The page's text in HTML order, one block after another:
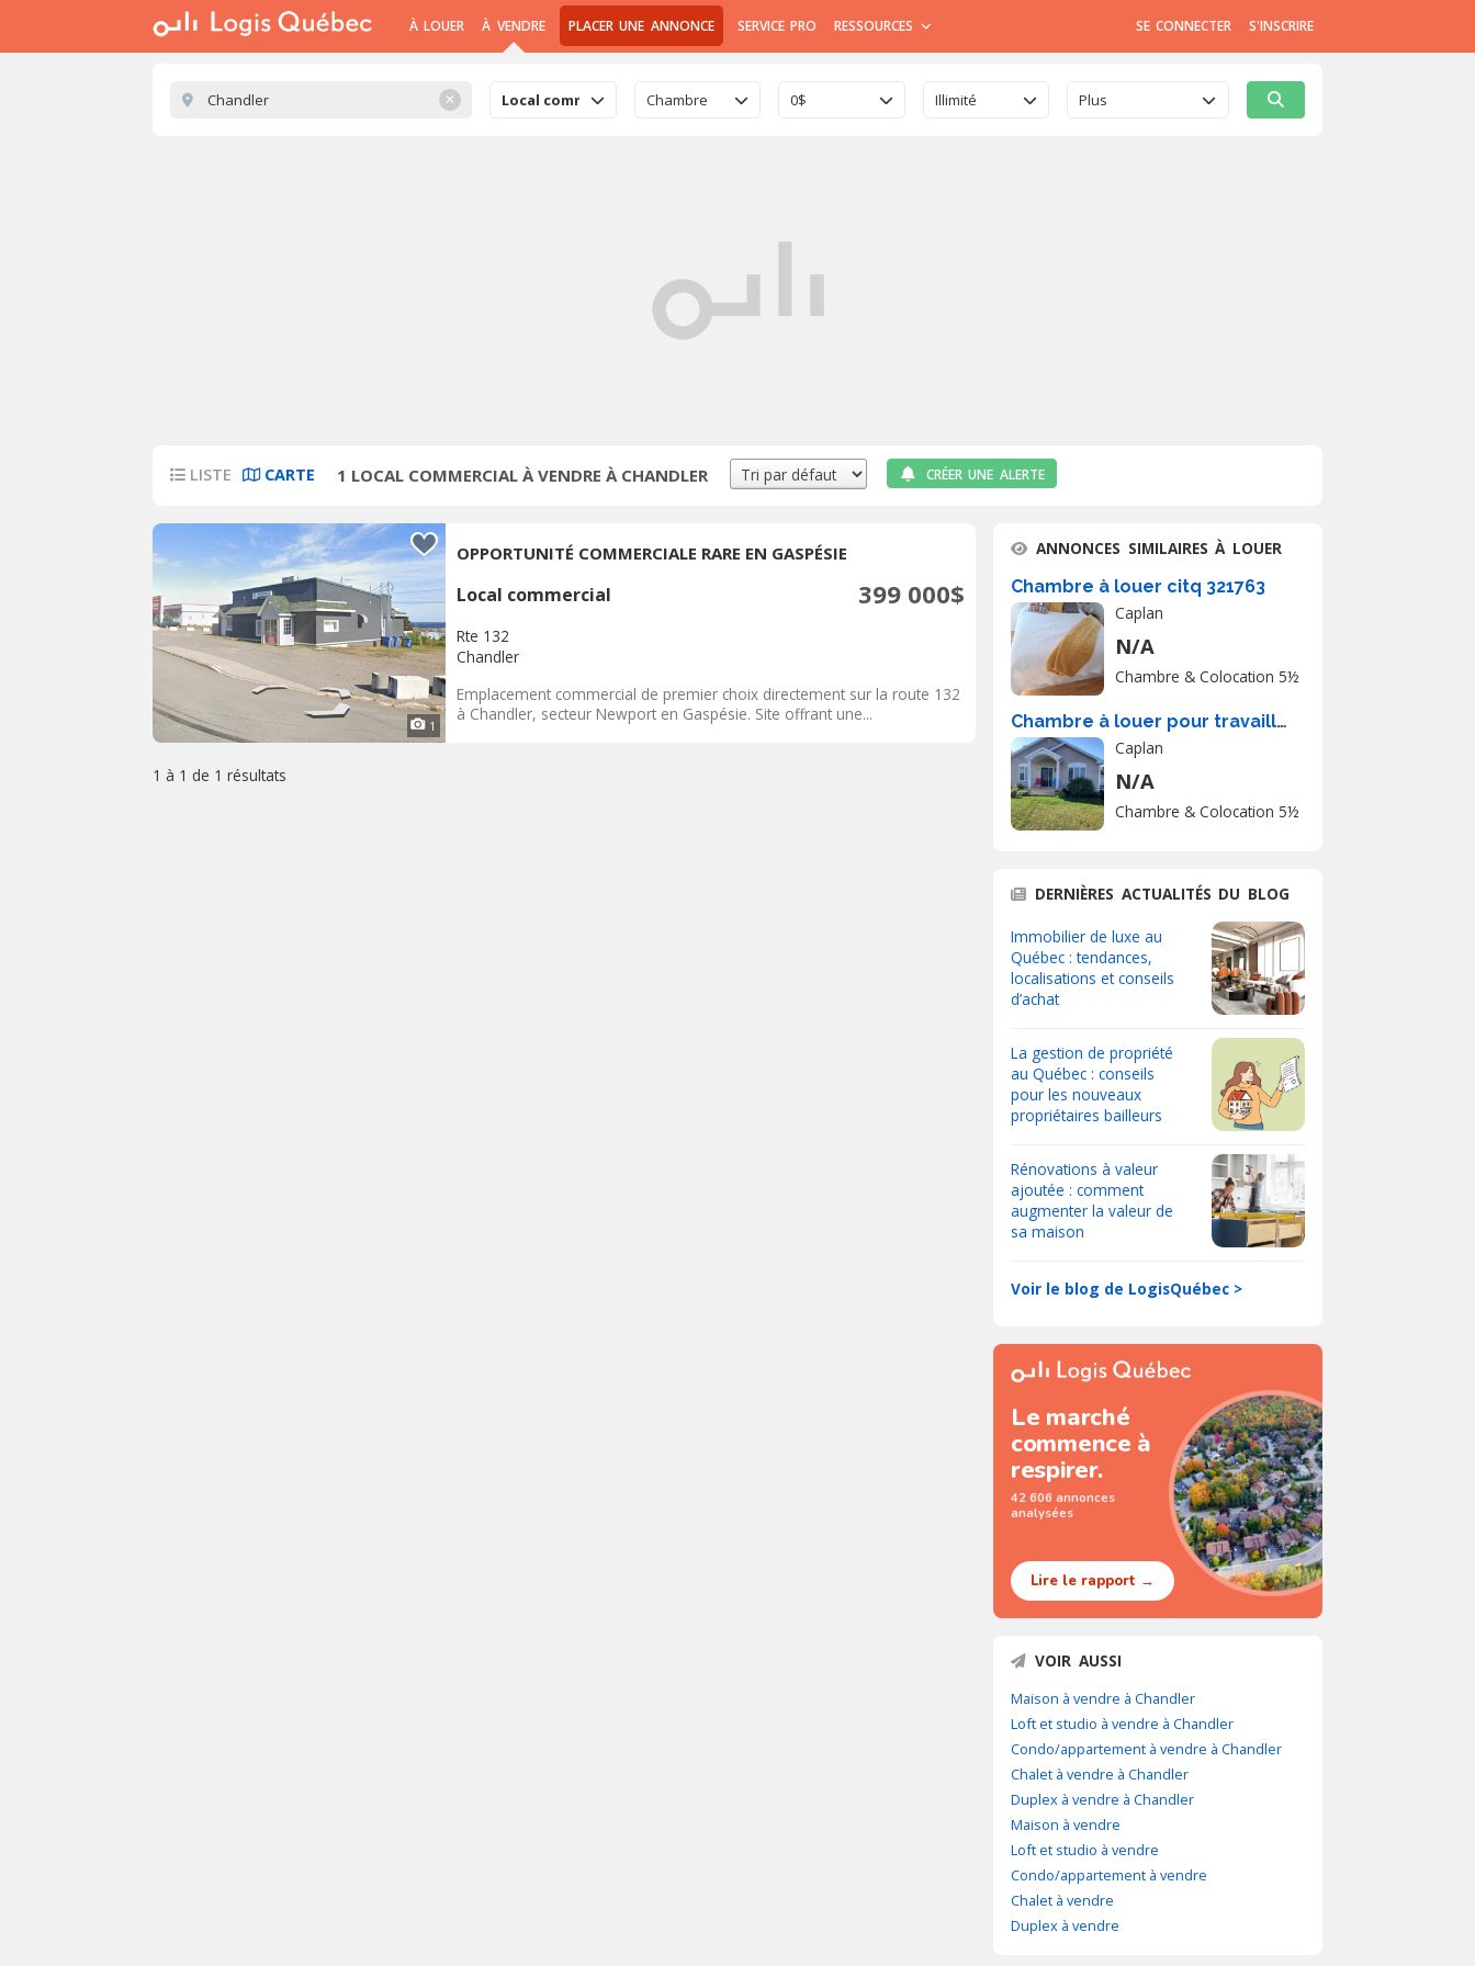
À LOUER À VENDRE PLACER UNE ANNONCE SERVICE PRO RESSOURCES SE CONNECTER S'INSCRIRE
✕ Local commercial Chambre 0$ Illimité Plus
LISTE CARTE 1 LOCAL COMMERCIAL À VENDRE À CHANDLER CRÉER UNE ALERTE
1
OPPORTUNITÉ COMMERCIALE RARE EN GASPÉSIE
Local commercial 399 000$
Rte 132
Chandler
Emplacement commercial de premier choix directement sur la route 132
à Chandler, secteur Newport en Gaspésie. Site offrant une...
1 à 1 de 1 résultats
ANNONCES SIMILAIRES À LOUER
Chambre à louer citq 321763
Caplan
N/A
Chambre & Colocation 5½
Chambre à louer pour travailleur
Caplan
N/A
Chambre & Colocation 5½
DERNIÈRES ACTUALITÉS DU BLOG
Immobilier de luxe au
Québec : tendances,
localisations et conseils
d’achat
La gestion de propriété
au Québec : conseils
pour les nouveaux
propriétaires bailleurs
Rénovations à valeur
ajoutée : comment
augmenter la valeur de
sa maison
Voir le blog de LogisQuébec >
Le marché
commence à
respirer.
42 606 annonces
analysées
Lire le rapport →
VOIR AUSSI
Maison à vendre à Chandler
Loft et studio à vendre à Chandler
Condo/appartement à vendre à Chandler
Chalet à vendre à Chandler
Duplex à vendre à Chandler
Maison à vendre
Loft et studio à vendre
Condo/appartement à vendre
Chalet à vendre
Duplex à vendre